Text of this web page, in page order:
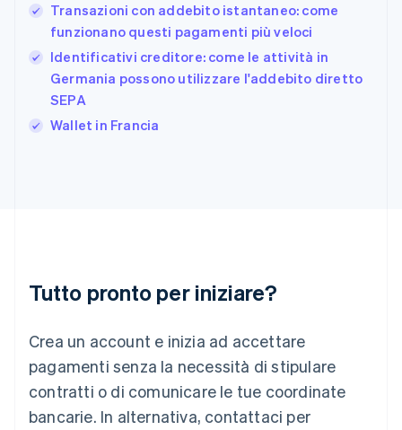
Transazioni con addebito istantaneo: come
funzionano questi pagamenti più veloci
Identificativi creditore: come le attività in
Germania possono utilizzare l'addebito diretto
SEPA
Wallet in Francia
Tutto pronto per iniziare?
Crea un account e inizia ad accettare
pagamenti senza la necessità di stipulare
contratti o di comunicare le tue coordinate
bancarie. In alternativa, contattaci per
Giappone
日本語English
English
Grecia
English
India
Lituania
Lussemburgo
Deutsch English
Malaysia
English 简体中文
Malta